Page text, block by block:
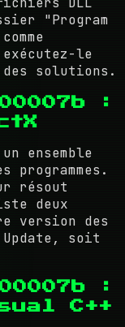
"Program
le
des solutions.
:
ensemble
résout
deux
version des
soit
:
C++